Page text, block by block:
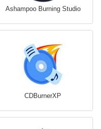
Ashampoo Burning Studio
CDBurnerXP